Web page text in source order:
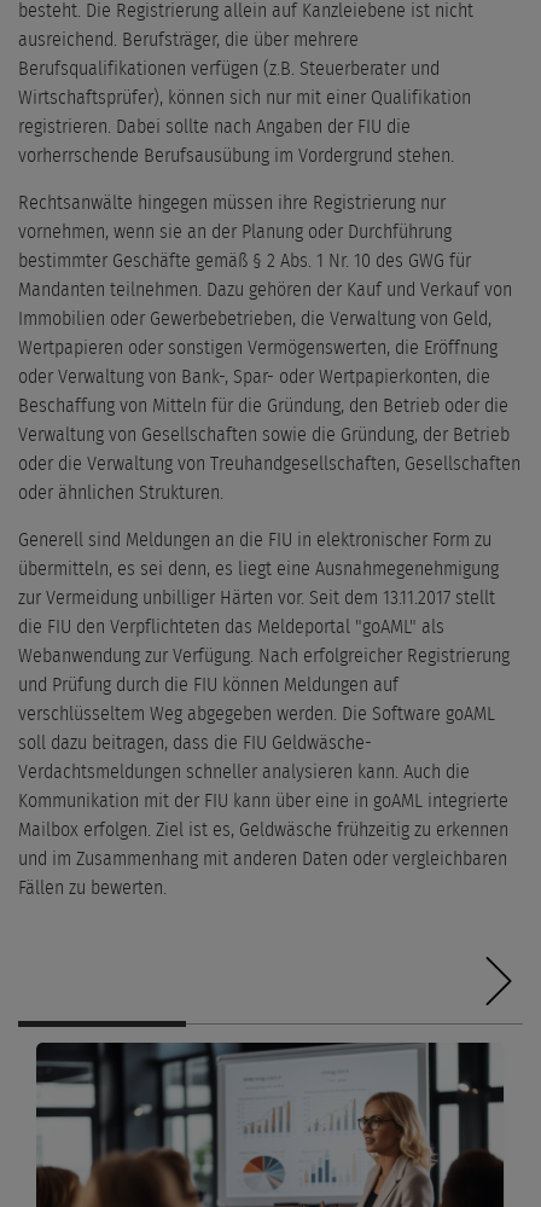
besteht. Die Registrierung allein auf Kanzleiebene ist nicht
ausreichend. Berufsträger, die über mehrere
Berufsqualifikationen verfügen (z.B. Steuerberater und
Wirtschaftsprüfer), können sich nur mit einer Qualifikation
registrieren. Dabei sollte nach Angaben der FIU die
vorherrschende Berufsausübung im Vordergrund stehen.
Rechtsanwälte hingegen müssen ihre Registrierung nur
vornehmen, wenn sie an der Planung oder Durchführung
bestimmter Geschäfte gemäß § 2 Abs. 1 Nr. 10 des GWG für
Mandanten teilnehmen. Dazu gehören der Kauf und Verkauf von
Immobilien oder Gewerbebetrieben, die Verwaltung von Geld,
Wertpapieren oder sonstigen Vermögenswerten, die Eröffnung
oder Verwaltung von Bank-, Spar- oder Wertpapierkonten, die
Beschaffung von Mitteln für die Gründung, den Betrieb oder die
Verwaltung von Gesellschaften sowie die Gründung, der Betrieb
oder die Verwaltung von Treuhandgesellschaften, Gesellschaften
oder ähnlichen Strukturen.
Generell sind Meldungen an die FIU in elektronischer Form zu
übermitteln, es sei denn, es liegt eine Ausnahmegenehmigung
zur Vermeidung unbilliger Härten vor. Seit dem 13.11.2017 stellt
die FIU den Verpflichteten das Meldeportal "goAML" als
Webanwendung zur Verfügung. Nach erfolgreicher Registrierung
und Prüfung durch die FIU können Meldungen auf
verschlüsseltem Weg abgegeben werden. Die Software goAML
soll dazu beitragen, dass die FIU Geldwäsche-
Verdachtsmeldungen schneller analysieren kann. Auch die
Kommunikation mit der FIU kann über eine in goAML integrierte
Mailbox erfolgen. Ziel ist es, Geldwäsche frühzeitig zu erkennen
und im Zusammenhang mit anderen Daten oder vergleichbaren
Fällen zu bewerten.